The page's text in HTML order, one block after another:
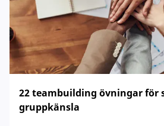
22 teambuilding övningar för
gruppkänsla